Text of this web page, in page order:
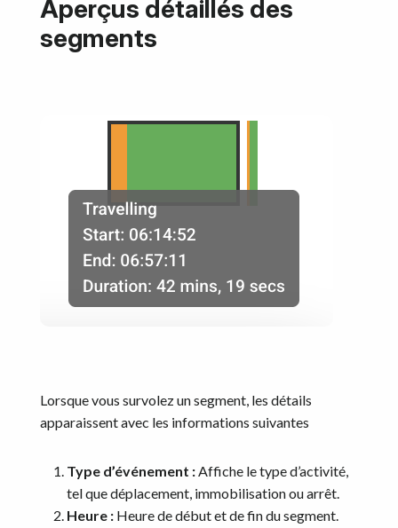
Aperçus détaillés des
segments
Lorsque vous survolez un segment, les détails
apparaissent avec les informations suivantes
Type d’événement :Affiche le type d’activité,
tel que déplacement, immobilisation ou arrêt.
Heure : Heure de début et de fin du segment.